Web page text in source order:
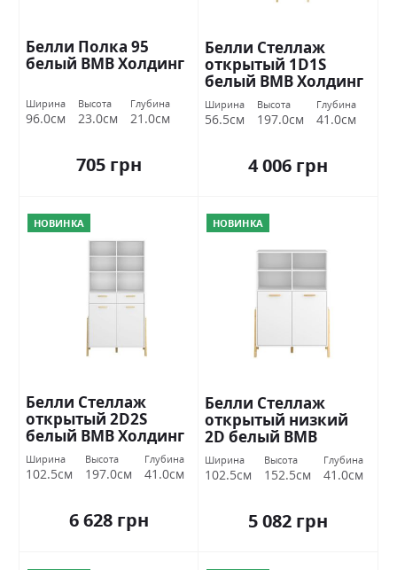
Белли Полка 95
белый ВМВ Холдинг
Ширина
96.0см
Высота
23.0см
Глубина
21.0см
705 грн
Белли Стеллаж
открытый 1D1S
белый ВМВ Холдинг
Ширина
56.5см
Высота
197.0см
Глубина
41.0см
4 006 грн
НОВИНКА
Белли Стеллаж
открытый 2D2S
белый ВМВ Холдинг
Ширина
102.5см
Высота
197.0см
Глубина
41.0см
6 628 грн
НОВИНКА
Белли Стеллаж
открытый низкий
2D белый ВМВ
Холдинг
Ширина
102.5см
Высота
152.5см
Глубина
41.0см
5 082 грн